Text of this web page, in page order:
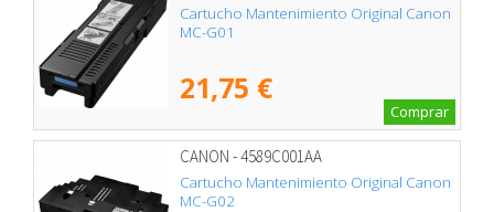
Cartucho Mantenimiento Original Canon
MC-G01
21,75 €
Comprar
CANON - 4589C001AA
Cartucho Mantenimiento Original Canon
MC-G02